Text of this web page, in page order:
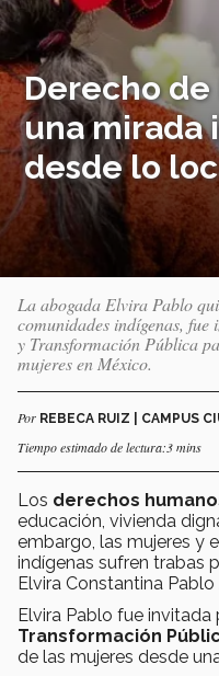
Derecho de
una mirada
desde lo
La abogada Elvira Pablo
comunidades indígenas,
y Transformación Pública
mujeres en México.
Por REBECA RUIZ | CAMPUS
Tiempo estimado de lectura:3 mins
Los derechos
educación, vivienda
embargo, las mujeres y
indígenas sufren trabas
Elvira Constantina
Elvira Pablo fue invitada
Transformación
de las mujeres desde